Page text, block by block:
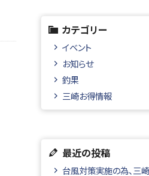
カテゴリー
イベント
お知らせ
釣果
三崎お得情報
最近の投稿
台風対策実施の為、三